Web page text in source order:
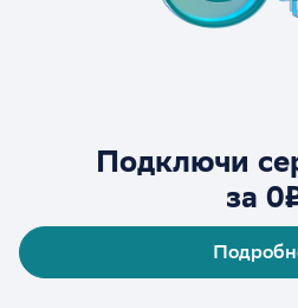
Подключи
за